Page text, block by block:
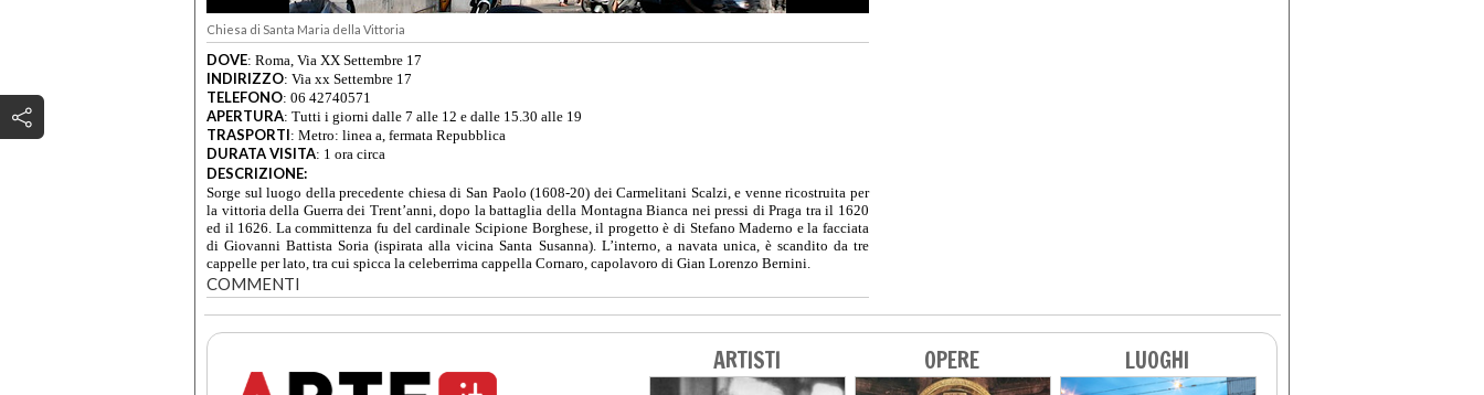
Chiesa di Santa Maria della Vittoria
DOVE: Roma, Via XX Settembre 17
INDIRIZZO: Via xx Settembre 17
TELEFONO: 06 42740571
APERTURA: Tutti i giorni dalle 7 alle 12 e dalle 15.30 alle 19
TRASPORTI: Metro: linea a, fermata Repubblica
DURATA VISITA: 1 ora circa
DESCRIZIONE:
Sorge sul luogo della precedente chiesa di San Paolo (1608-20) dei Carmelitani Scalzi, e venne ricostruita per
la vittoria della Guerra dei Trent’anni, dopo la battaglia della Montagna Bianca nei pressi di Praga tra il 1620
ed il 1626. La committenza fu del cardinale Scipione Borghese, il progetto è di Stefano Maderno e la facciata
di Giovanni Battista Soria (ispirata alla vicina Santa Susanna). L’interno, a navata unica, è scandito da tre
cappelle per lato, tra cui spicca la celeberrima cappella Cornaro, capolavoro di Gian Lorenzo Bernini.
COMMENTI
ARTISTI OPERE LUOGHI